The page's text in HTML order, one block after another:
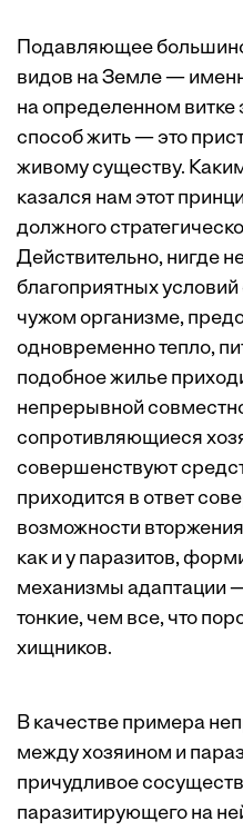
Подавляющее
видов на Земле —
на определенном
способ жить — это
живому существу.
казался нам этот
должного
Действительно, нигде
благоприятных
чужом организме,
одновременно тепло,
подобное жилье
непрерывной
сопротивляющиеся
совершенствуют
приходится в ответ
возможности
как и у паразитов,
механизмы адаптации
тонкие, чем все, что
хищников.
В качестве примера
между хозяином и
причудливое
паразитирующего на